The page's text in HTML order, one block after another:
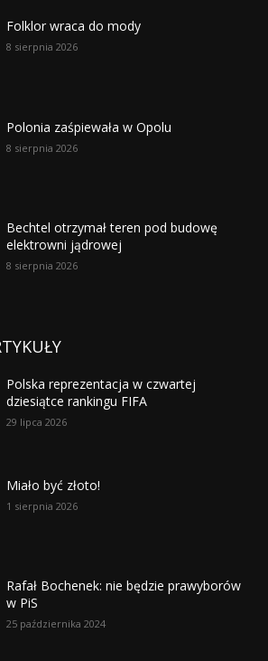
Folklor wraca do mody
8 sierpnia 2026
Polonia zaśpiewała w Opolu
8 sierpnia 2026
Bechtel otrzymał teren pod budowę
elektrowni jądrowej
8 sierpnia 2026
Polska reprezentacja w czwartej
dziesiątce rankingu FIFA
29 lipca 2026
Miało być złoto!
1 sierpnia 2026
Rafał Bochenek: nie będzie prawyborów
w PiS
25 października 2024